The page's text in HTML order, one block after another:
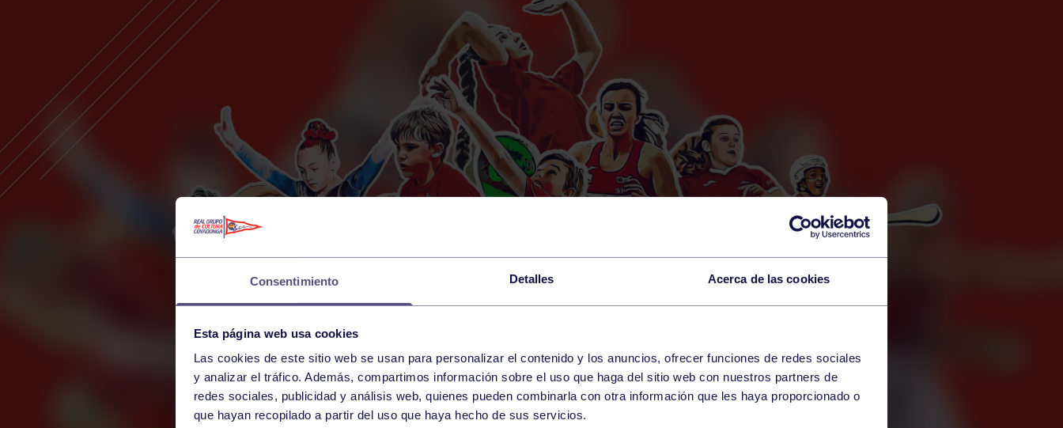
Consentimiento Detalles Acerca de las cookies
Esta página web usa cookies
Las cookies de este sitio web se usan para personalizar el contenido y los anuncios, ofrecer funciones de redes sociales
y analizar el tráfico. Además, compartimos información sobre el uso que haga del sitio web con nuestros partners de
redes sociales, publicidad y análisis web, quienes pueden combinarla con otra información que les haya proporcionado o
que hayan recopilado a partir del uso que haya hecho de sus servicios.
18 MONDAY
AUGUST